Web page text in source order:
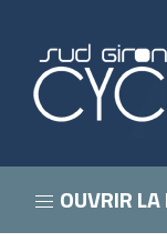
OUVRIR